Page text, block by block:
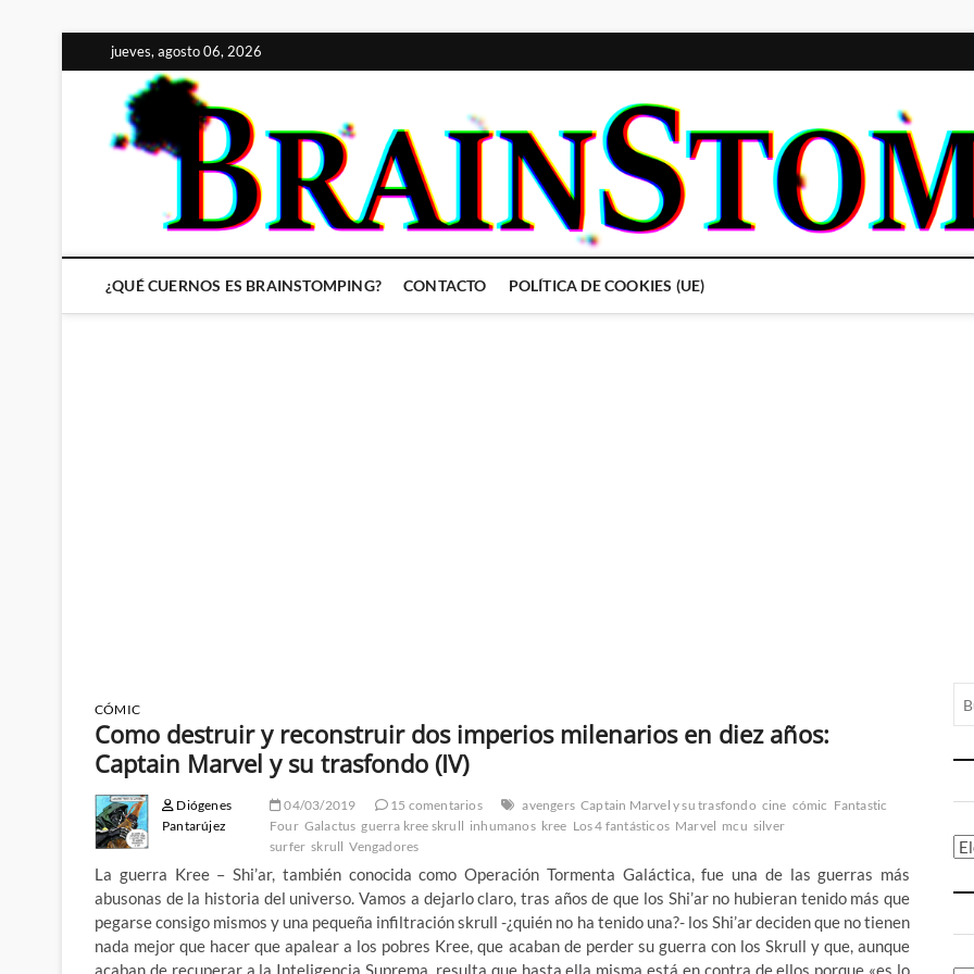
al
contenido
jueves, agosto 06, 2026
¿QUÉ CUERNOS ES BRAINSTOMPING? CONTACTO POLÍTICA DE COOKIES (UE)
CÓMIC
Como destruir y reconstruir dos imperios milenarios en diez años:
Captain Marvel y su trasfondo (IV)
Diógenes
Pantarújez
04/03/2019 15 comentarios avengers Captain Marvel y su trasfondo cine cómic Fantastic
Four Galactus guerra kree skrull inhumanos kree Los 4 fantásticos Marvel mcu silver
surfer skrull Vengadores
La guerra Kree – Shi’ar, también conocida como Operación Tormenta Galáctica, fue una de las guerras más
abusonas de la historia del universo. Vamos a dejarlo claro, tras años de que los Shi’ar no hubieran tenido más que
pegarse consigo mismos y una pequeña infiltración skrull -¿quién no ha tenido una?- los Shi’ar deciden que no tienen
nada mejor que hacer que apalear a los pobres Kree, que acaban de perder su guerra con los Skrull y que, aunque